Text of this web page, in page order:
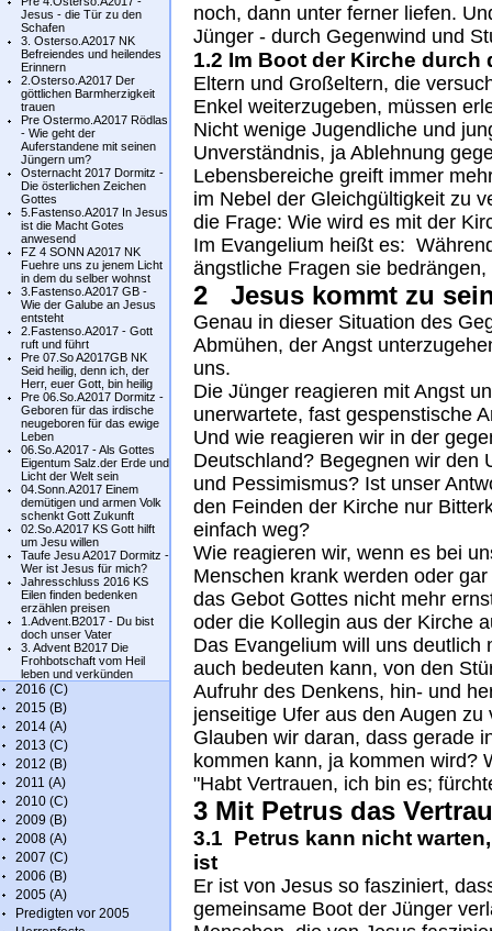
Jesus - die Tür zu den
Schafen
3. Osterso.A2017 NK
Befreiendes und heilendes
Erinnern
2.Osterso.A2017 Der
göttlichen Barmherzigkeit
trauen
Pre Ostermo.A2017 Rödlas
- Wie geht der
Auferstandene mit seinen
Jüngern um?
Osternacht 2017 Dormitz -
Die österlichen Zeichen
Gottes
5.Fastenso.A2017 In Jesus
ist die Macht Gotes
anwesend
FZ 4 SONN A2017 NK
Fuehre uns zu jenem Licht
in dem du selber wohnst
3.Fastenso.A2017 GB -
Wie der Galube an Jesus
entsteht
2.Fastenso.A2017 - Gott
ruft und führt
Pre 07.So A2017GB NK
Seid heilig, denn ich, der
Herr, euer Gott, bin heilig
Pre 06.So.A2017 Dormitz -
Geboren für das irdische
neugeboren für das ewige
Leben
06.So.A2017 - Als Gottes
Eigentum Salz.der Erde und
Licht der Welt sein
04.Sonn.A2017 Einem
demütigen und armen Volk
schenkt Gott Zukunft
02.So.A2017 KS Gott hilft
um Jesu willen
Taufe Jesu A2017 Dormitz -
Wer ist Jesus für mich?
Jahresschluss 2016 KS
Eilen finden bedenken
erzählen preisen
1.Advent.B2017 - Du bist
doch unser Vater
3. Advent B2017 Die
Frohbotschaft vom Heil
leben und verkünden
2016 (C)
2015 (B)
2014 (A)
2013 (C)
2012 (B)
2011 (A)
2010 (C)
2009 (B)
2008 (A)
2007 (C)
2006 (B)
2005 (A)
Predigten vor 2005
noch, dann unter ferner liefen.
Jünger - durch Gegenwind und
1.2 Im Boot der Kirche durch
Eltern und Großeltern, die
Enkel weiterzugeben, müssen
Nicht wenige Jugendliche und
Unverständnis, ja Ablehnung
Lebensbereiche greift immer
im Nebel der Gleichgültigkeit zu
die Frage: Wie wird es mit der
Im Evangelium heißt es:
ängstliche Fragen sie
2 Jesus kommt zu
Genau in dieser Situation des
Abmühen, der Angst
uns.
Die Jünger reagieren mit Angst
unerwartete, fast gespenstische
Und wie reagieren wir in der
Deutschland? Begegnen wir den
und Pessimismus? Ist unser
den Feinden der Kirche nur
einfach weg?
Wie reagieren wir, wenn es bei
Menschen krank werden oder
das Gebot Gottes nicht mehr
oder die Kollegin aus der Kirche
Das Evangelium will uns
auch bedeuten kann, von den
Aufruhr des Denkens, hin- und
jenseitige Ufer aus den Augen zu
Glauben wir daran, dass gerade
kommen kann, ja kommen wird?
"Habt Vertrauen, ich bin es;
3 Mit Petrus das
3.1 Petrus kann nicht
ist
Er ist von Jesus so fasziniert,
gemeinsame Boot der Jünger